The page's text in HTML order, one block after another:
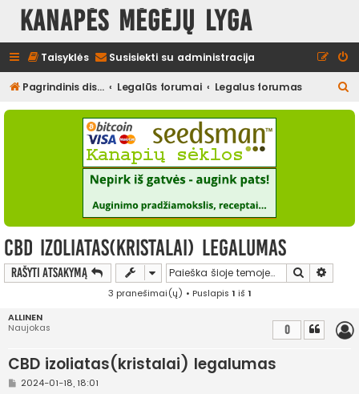
Kanapės mėgėjų lyga
Taisyklės Susisiekti su administracija
Pagrindinis diskusijų puslapis Legalūs forumai Legalus forumas
e
CBD izoliatas(kristalai) legalumas
Rašyti atsakymą Ieškoti
3 pranešimai(ų) • Puslapis 1 iš 1
ALLINEN
Naujokas
CBD izoliatas(kristalai) legalumas
0
S2024-01-18, 18:01